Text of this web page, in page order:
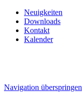
Neuigkeiten
Downloads
Kontakt
Kalender
Navigation überspringen